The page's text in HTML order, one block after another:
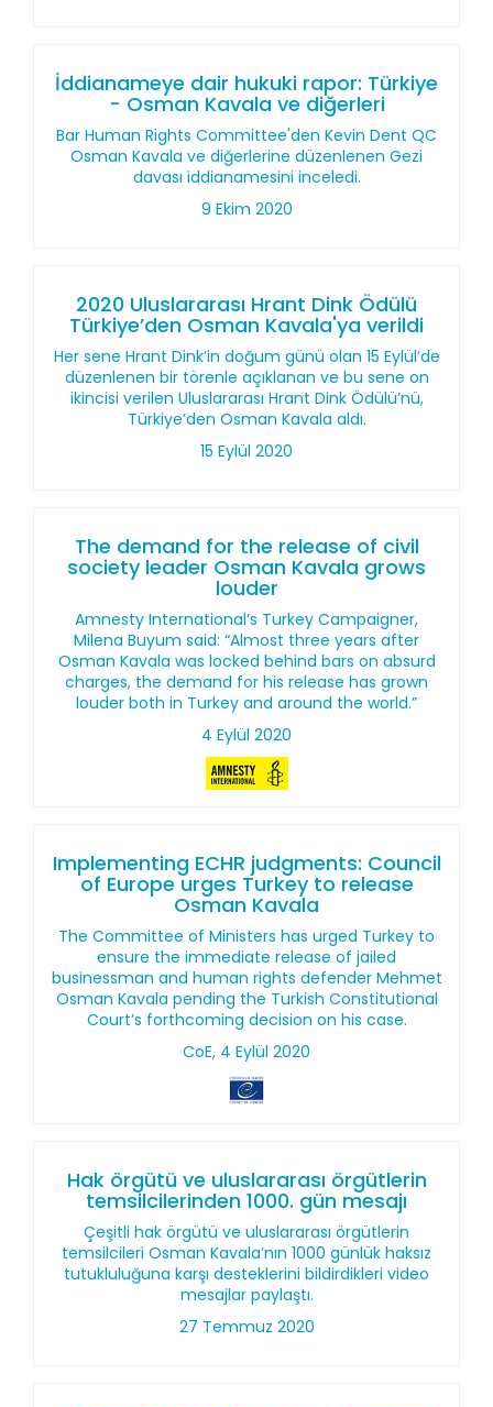
İddianameye dair hukuki rapor: Türkiye
- Osman Kavala ve diğerleri
Bar Human Rights Committee'den Kevin Dent QC
Osman Kavala ve diğerlerine düzenlenen Gezi
davası iddianamesini inceledi.
9 Ekim 2020
2020 Uluslararası Hrant Dink Ödülü
Türkiye’den Osman Kavala'ya verildi
Her sene Hrant Dink’in doğum günü olan 15 Eylül’de
düzenlenen bir törenle açıklanan ve bu sene on
ikincisi verilen Uluslararası Hrant Dink Ödülü’nü,
Türkiye’den Osman Kavala aldı.
15 Eylül 2020
The demand for the release of civil
society leader Osman Kavala grows
louder
Amnesty International’s Turkey Campaigner,
Milena Buyum said: “Almost three years after
Osman Kavala was locked behind bars on absurd
charges, the demand for his release has grown
louder both in Turkey and around the world.”
4 Eylül 2020
Implementing ECHR judgments: Council
of Europe urges Turkey to release
Osman Kavala
The Committee of Ministers has urged Turkey to
ensure the immediate release of jailed
businessman and human rights defender Mehmet
Osman Kavala pending the Turkish Constitutional
Court’s forthcoming decision on his case.
CoE, 4 Eylül 2020
Hak örgütü ve uluslararası örgütlerin
temsilcilerinden 1000. gün mesajı
Çeşitli hak örgütü ve uluslararası örgütlerin
temsilcileri Osman Kavala’nın 1000 günlük haksız
tutukluluğuna karşı desteklerini bildirdikleri video
mesajlar paylaştı.
27 Temmuz 2020